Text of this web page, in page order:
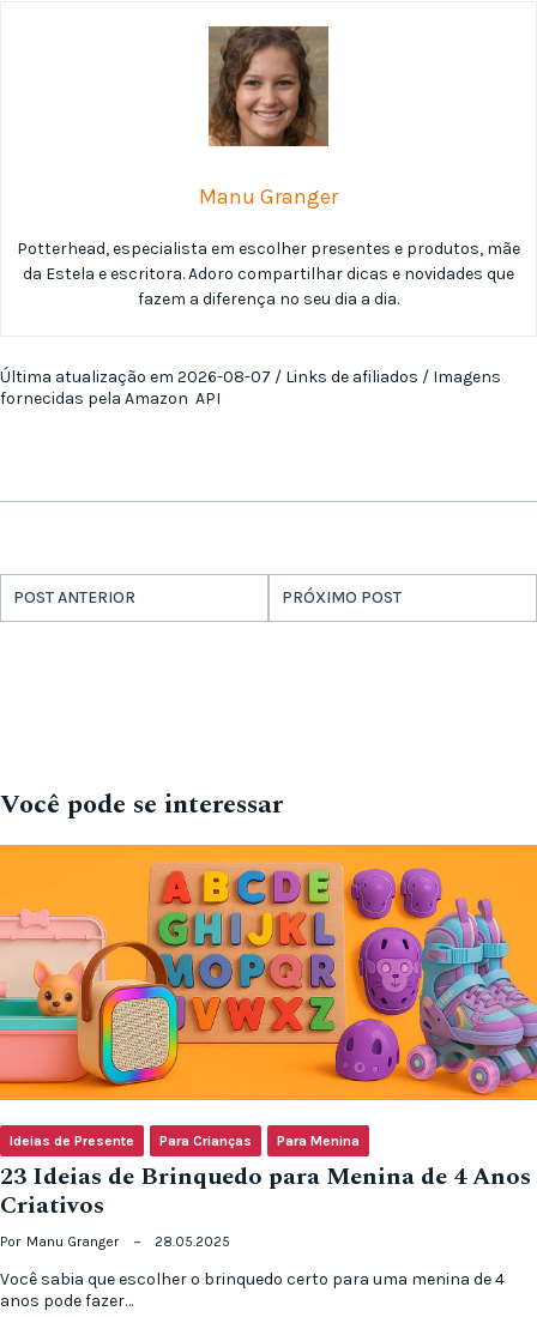
Manu Granger
Potterhead, especialista em escolher presentes e produtos, mãe
da Estela e escritora. Adoro compartilhar dicas e novidades que
fazem a diferença no seu dia a dia.
Última atualização em 2026-08-07 / Links de afiliados / Imagens
fornecidas pela Amazon API
POST ANTERIOR PRÓXIMO POST
Você pode se interessar
Ideias de Presente Para Crianças Para Menina
23 Ideias de Brinquedo para Menina de 4 Anos
Criativos
Por Manu Granger 28.05.2025
Você sabia que escolher o brinquedo certo para uma menina de 4
anos pode fazer…